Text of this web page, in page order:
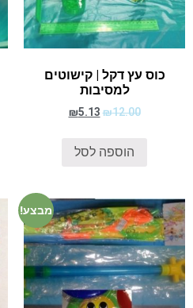
כוס עץ דקל | קישוטים
למסיבות
₪12.00
₪5.13
הוספה לסל
מבצע!